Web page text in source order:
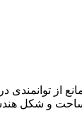
توانمندی
و شکل